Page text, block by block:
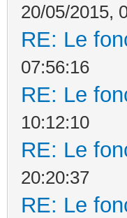
20/05/2015,
RE: Le
07:56:16
RE: Le
10:12:10
RE: Le
20:20:37
RE: Le